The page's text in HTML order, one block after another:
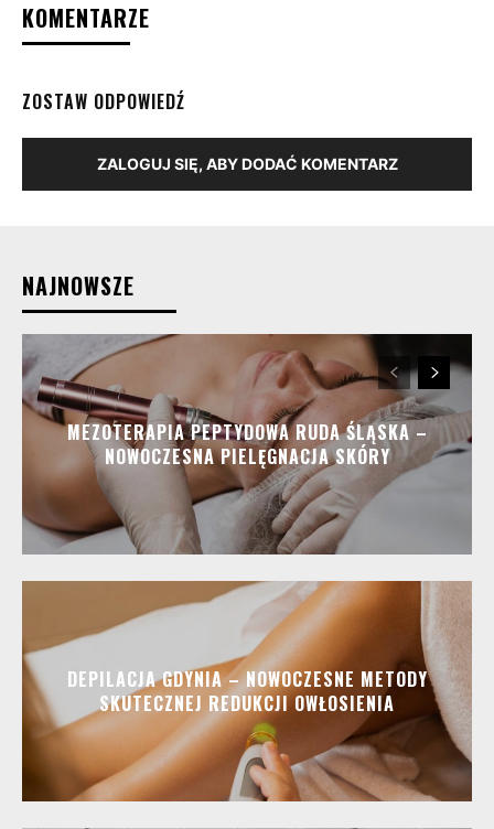
KOMENTARZE
ZOSTAW ODPOWIEDŹ
ZALOGUJ SIĘ, ABY DODAĆ KOMENTARZ
NAJNOWSZE
MEZOTERAPIA PEPTYDOWA RUDA ŚLĄSKA –
NOWOCZESNA PIELĘGNACJA SKÓRY
DEPILACJA GDYNIA – NOWOCZESNE METODY
SKUTECZNEJ REDUKCJI OWŁOSIENIA